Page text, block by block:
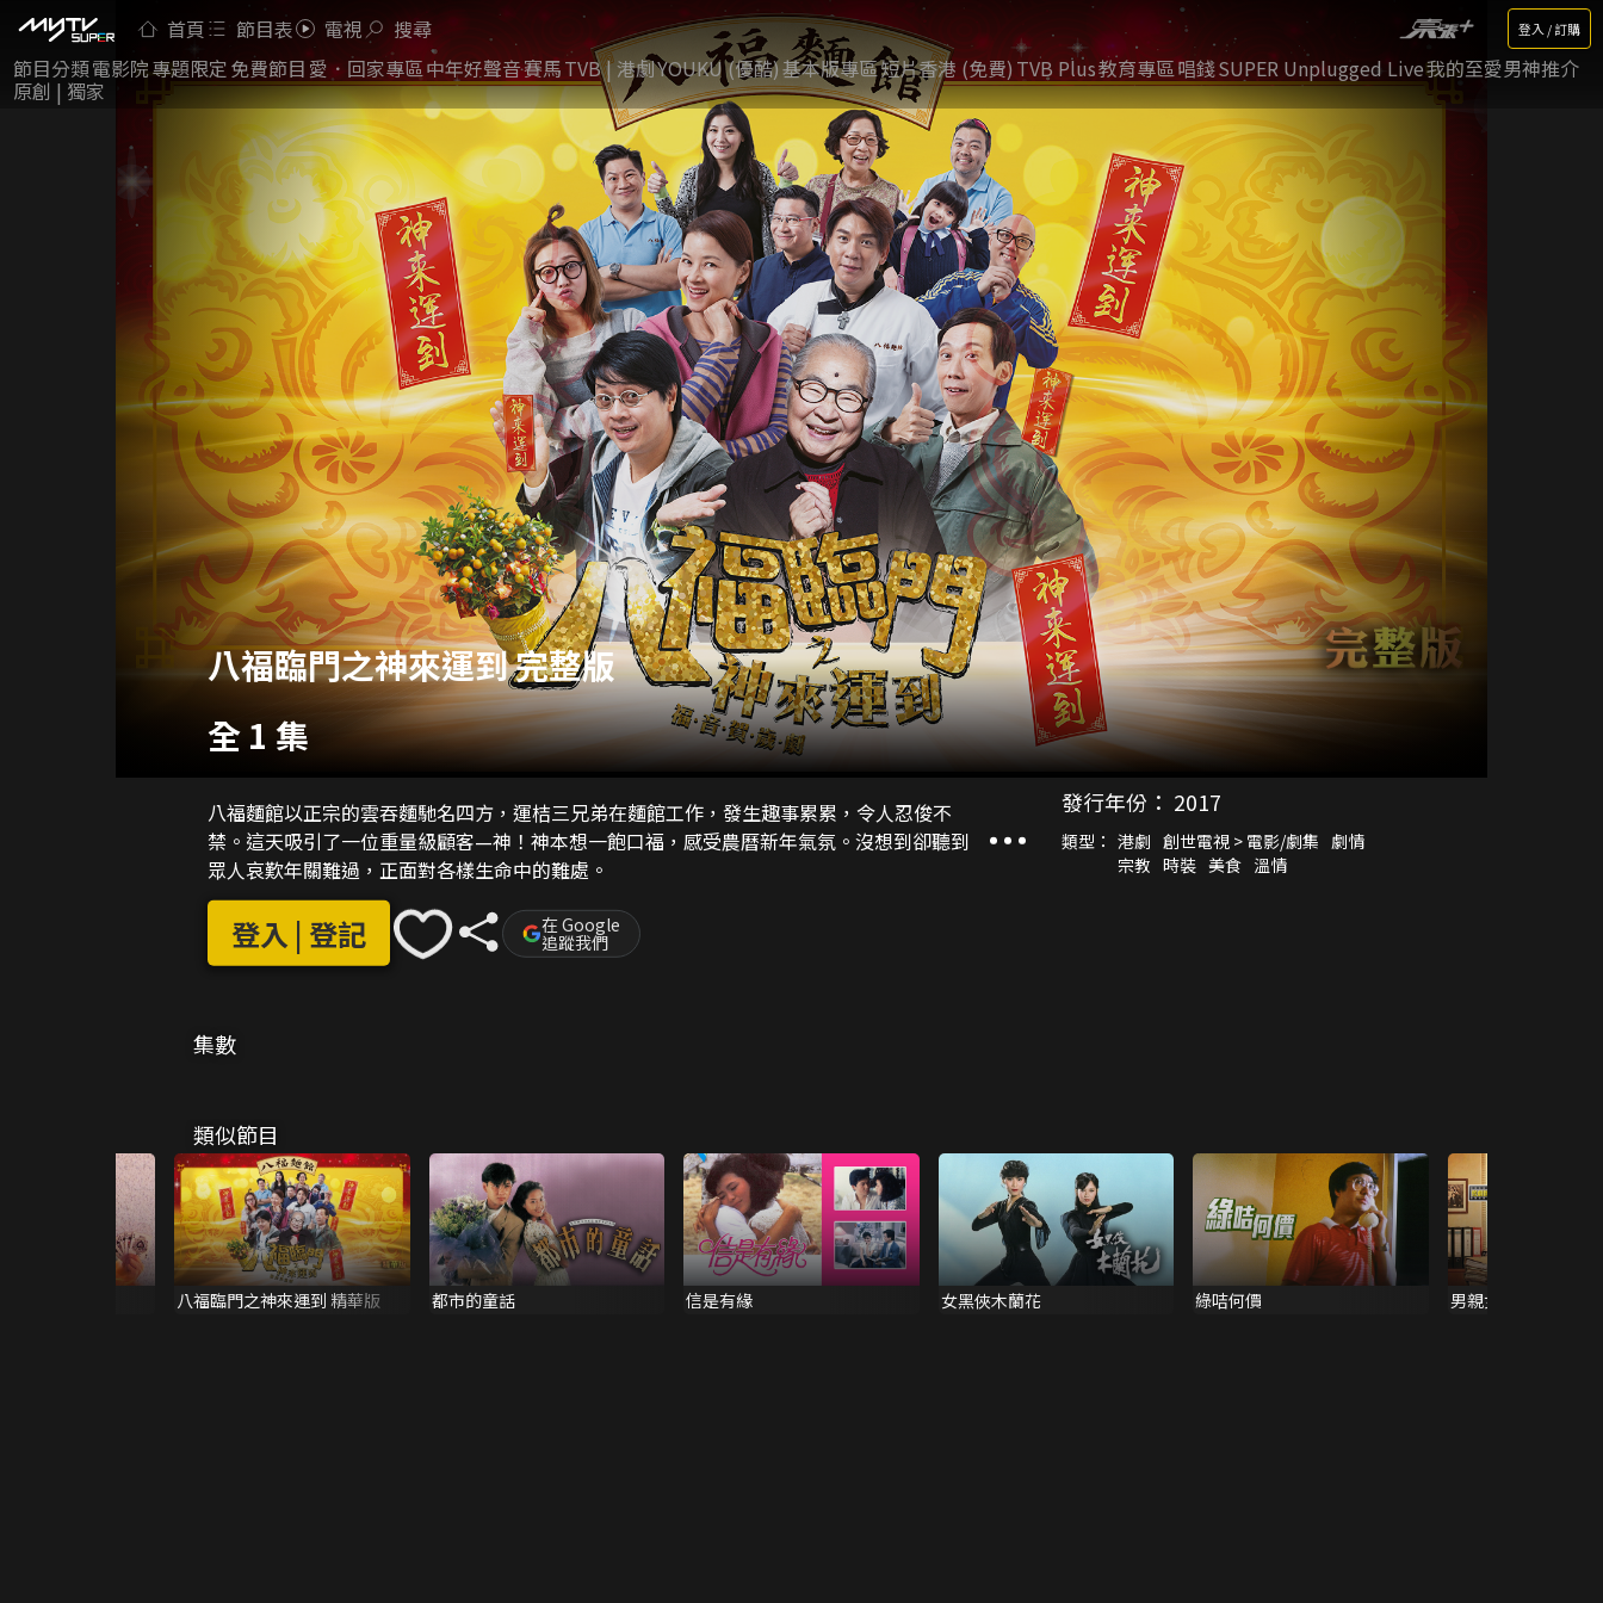
首頁 節目表 電視 搜尋 登入 / 訂購
節目分類電影院專題限定 免費節目 愛．回家專區中年好聲音賽馬TVB | 港劇YOUKU (優酷)基本版專區短片香港 (免費) TVB Plus教育專區唱錢SUPER Unplugged Live我的至愛男神推介
原創 | 獨家
八福臨門之神來運到 完整版
全 1 集
八福麵館以正宗的雲吞麵馳名四方，運桔三兄弟在麵館工作，發生趣事累累，令人忍俊不
禁。這天吸引了一位重量級顧客—神！神本想一飽口福，感受農曆新年氣氛。沒想到卻聽到
眾人哀歎年關難過，正面對各樣生命中的難處。
登入 | 登記 在 Google
追蹤我們
發行年份： 2017
類型： 港劇 創世電視 > 電影/劇集 劇情
宗教 時裝 美食 溫情
集數
類似節目
八福臨門之神來運到 精華版 都市的童話 信是有緣 女黑俠木蘭花 綠咭何價 男親女愛 (精華)